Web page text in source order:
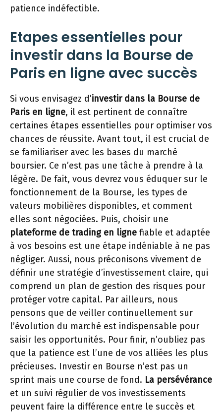
patience indéfectible.
Etapes essentielles pour
investir dans la Bourse de
Paris en ligne avec succès
Si vous envisagez d’investir dans la Bourse de
Paris en ligne, il est pertinent de connaître
certaines étapes essentielles pour optimiser vos
chances de réussite. Avant tout, il est crucial de
se familiariser avec les bases du marché
boursier. Ce n’est pas une tâche à prendre à la
légère. De fait, vous devrez vous éduquer sur le
fonctionnement de la Bourse, les types de
valeurs mobilières disponibles, et comment
elles sont négociées. Puis, choisir une
plateforme de trading en ligne fiable et adaptée
à vos besoins est une étape indéniable à ne pas
négliger. Aussi, nous préconisons vivement de
définir une stratégie d’investissement claire, qui
comprend un plan de gestion des risques pour
protéger votre capital. Par ailleurs, nous
pensons que de veiller continuellement sur
l’évolution du marché est indispensable pour
saisir les opportunités. Pour finir, n’oubliez pas
que la patience est l’une de vos alliées les plus
précieuses. Investir en Bourse n’est pas un
sprint mais une course de fond. La persévérance
et un suivi régulier de vos investissements
peuvent faire la différence entre le succès et